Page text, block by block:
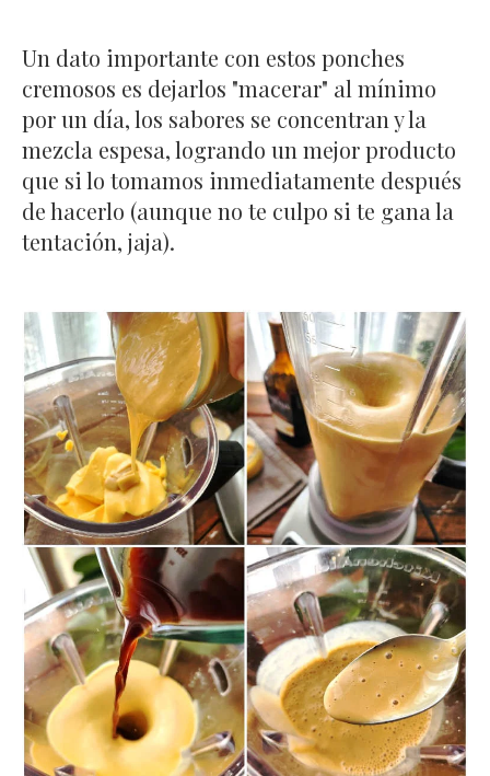
Un dato importante con estos ponches
cremosos es dejarlos "macerar" al mínimo
por un día, los sabores se concentran y la
mezcla espesa, logrando un mejor producto
que si lo tomamos inmediatamente después
de hacerlo (aunque no te culpo si te gana la
tentación, jaja).